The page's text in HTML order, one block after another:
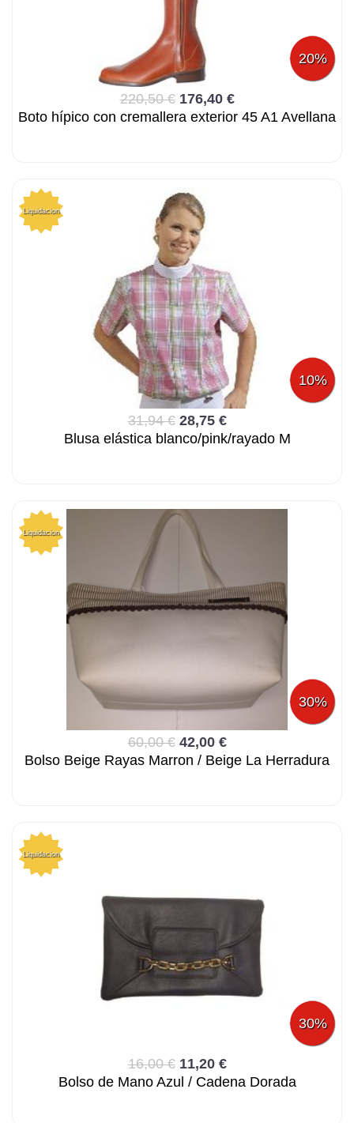
20%
220,50 € 176,40 €
Boto hípico con cremallera exterior 45 A1 Avellana
Liquidacion
10%
31,94 € 28,75 €
Blusa elástica blanco/pink/rayado M
Liquidacion
30%
60,00 € 42,00 €
Bolso Beige Rayas Marron / Beige La Herradura
Liquidacion
30%
16,00 € 11,20 €
Bolso de Mano Azul / Cadena Dorada